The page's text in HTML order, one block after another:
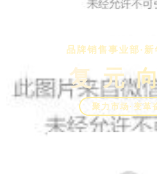
品牌销售事业部·
复 元
聚力市场·变革